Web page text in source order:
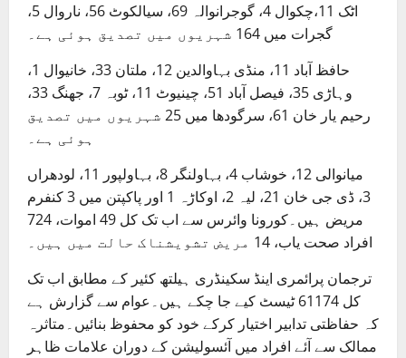
اٹک 11،چکوال 4، گوجرانوالہ 69، سیالکوٹ 56، ناروال 5،
گجرات میں 164 شہریوں میں تصدیق ہوئی ہے۔
حافظ آباد 11، منڈی بہاوالدین 12، ملتان 33، خانیوال 1،
وہاڑی 35، فیصل آباد 51، چینیوٹ 11، ٹوبہ 7، جھنگ 33،
رحیم یار خان 61، سرگودھا میں 25 شہریوں میں تصدیق
ہوئی ہے۔
میانوالی 12، خوشاب 4، بہاولنگر 8، بہاولپور 11، لودھراں
3، ڈی جی خان 21، لیہ 2، اوکاڑہ 1 اور پاکپتن میں 3 کنفرم
مریض ہیں۔کورونا وائرس سے اب تک کل 49 اموات، 724
افراد صحت یاب، 14 مریض تشویشناک حالت میں ہیں۔
ترجمان پرائمری اینڈ سکینڈری ہیلتھ کئیر کے مطابق اب تک
کل 61174 ٹیسٹ کیے جا چکے ہیں۔عوام سے گزارش ہے
کہ حفاظتی تدابیر اختیار کرکے خود کو محفوظ بنائیں۔متاثرہ
ممالک سے آئے افراد میں آئسولیشن کے دوران علامات ظاہر